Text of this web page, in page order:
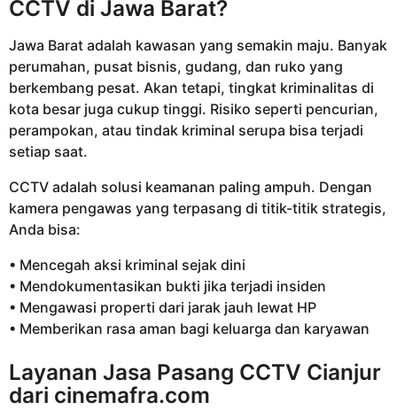
CCTV di Jawa Barat?
Jawa Barat adalah kawasan yang semakin maju. Banyak
perumahan, pusat bisnis, gudang, dan ruko yang
berkembang pesat. Akan tetapi, tingkat kriminalitas di
kota besar juga cukup tinggi. Risiko seperti pencurian,
perampokan, atau tindak kriminal serupa bisa terjadi
setiap saat.
CCTV adalah solusi keamanan paling ampuh. Dengan
kamera pengawas yang terpasang di titik-titik strategis,
Anda bisa:
• Mencegah aksi kriminal sejak dini
• Mendokumentasikan bukti jika terjadi insiden
• Mengawasi properti dari jarak jauh lewat HP
• Memberikan rasa aman bagi keluarga dan karyawan
Layanan Jasa Pasang CCTV Cianjur
dari cinemafra.com